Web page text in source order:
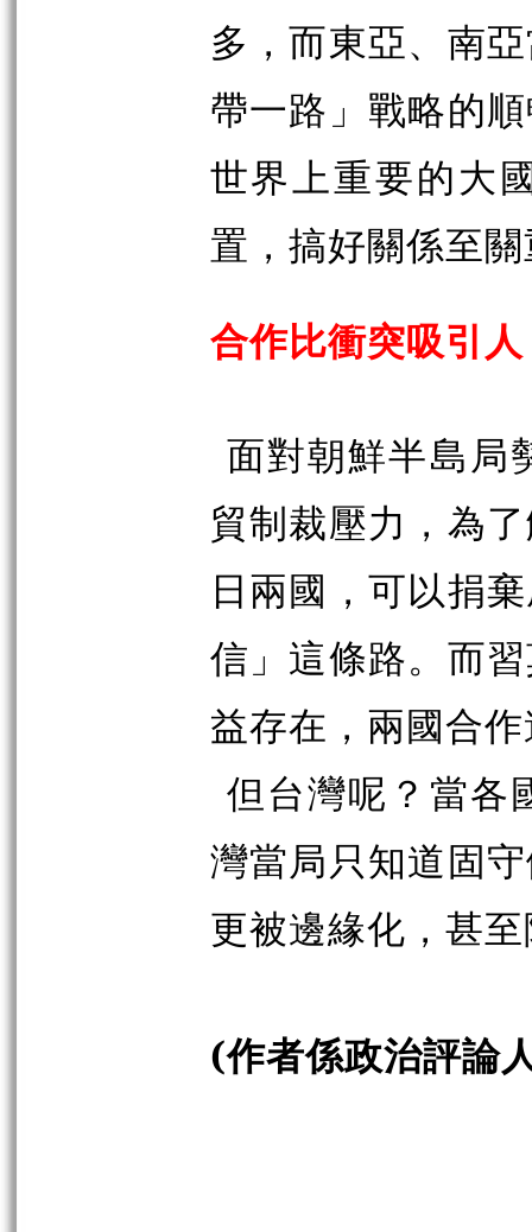
多，而東亞、南
帶一路」戰略的
世界上重要的大
置，搞好關係至
合作比衝突吸引人
面對朝鮮半島局
貿制裁壓力，為
日兩國，可以捐
信」這條路。而
益存在，兩國合
但台灣呢？當各
灣當局只知道固
更被邊緣化，甚
(作者係政治評論